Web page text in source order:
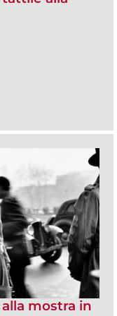
alla mostra in